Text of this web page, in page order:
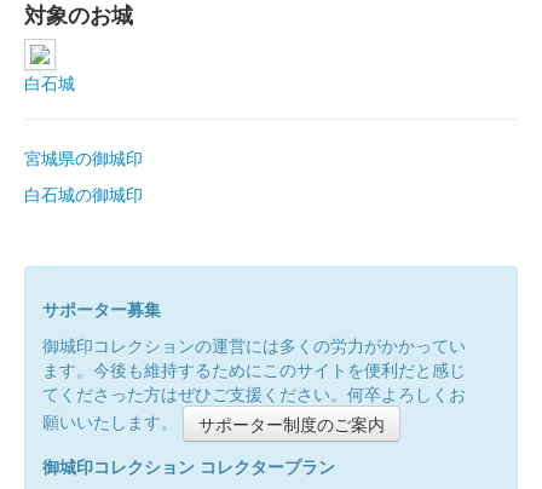
対象のお城
白石城
宮城県の御城印
白石城の御城印
サポーター募集
御城印コレクションの運営には多くの労力がかかってい
ます。今後も維持するためにこのサイトを便利だと感じ
てくださった方はぜひご支援ください。何卒よろしくお
願いいたします。
サポーター制度のご案内
御城印コレクション コレクタープラン